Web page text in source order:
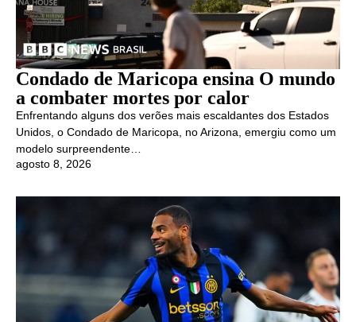
Condado de Maricopa ensina O mundo
a combater mortes por calor
Enfrentando alguns dos verões mais escaldantes dos Estados
Unidos, o Condado de Maricopa, no Arizona, emergiu como um
modelo surpreendente…
agosto 8, 2026